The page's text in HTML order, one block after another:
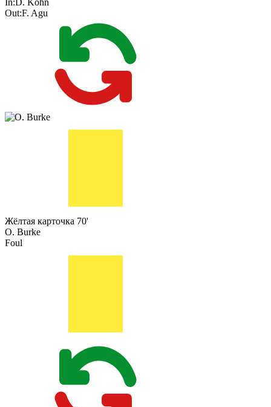
In: D. Köhn
Out:F. Agu
Жёлтая карточка 70'
O. Burke
Foul